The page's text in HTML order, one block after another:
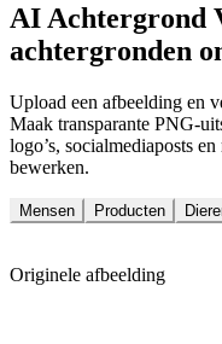
AI Achtergrond
achtergronden
Upload een afbeelding en
Maak transparante PNG-
logo’s, socialmediaposts
bewerken.
Mensen Producten
Originele afbeelding